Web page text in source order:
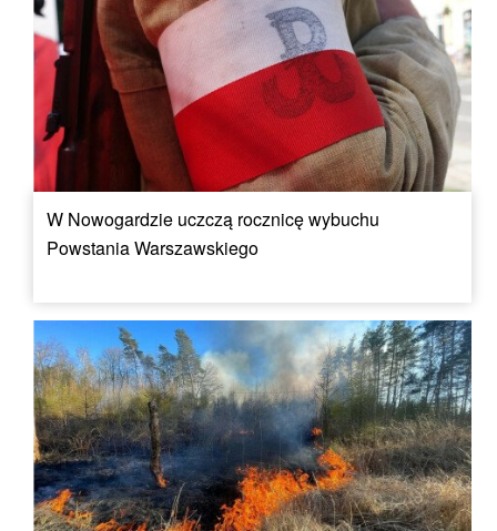
W Nowogardzie uczczą rocznicę wybuchu
Powstania Warszawskiego